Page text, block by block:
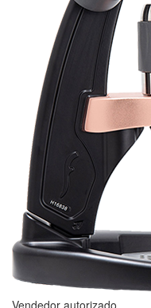
bra kommunikation och
välpackat och i perf ...
George Staf
Fast delivery. Good
order procedure and
Martynas Sagaitis
Great product. Game
Will
I absolutely love 4barista.
delivery box. I love that
utilize for lea ...